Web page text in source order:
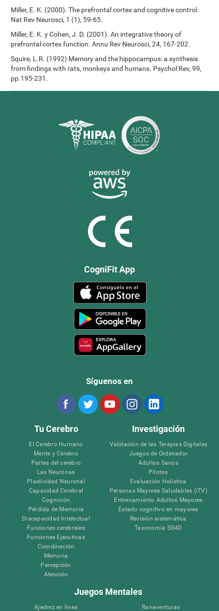
Miller, E. K. (2000). The prefrontal cortex and cognitive control.
Nat Rev Neurosci, 1 (1), 59-65.
Miller, E. K. y Cohen, J. D. (2001). An integrative theory of
prefrontal cortex function. Annu Rev Neurosci, 24, 167-202.
Squire, L.R. (1992) Memory and the hippocampus: a synthesis
from findings with rats, monkeys and humans. Psychol Rev, 99,
pp.195-231.
CogniFit App
Síguenos en
Tu Cerebro
El Cerebro Humano
Mente y Cerebro
Partes del cerebro
Las Neuronas
Plasticidad Neuronal
Capacidad Cerebral
Cognición
Pérdida de Memoria
Discapacidad Intelectual
Funciones cerebrales
Funciones Ejecutivas
Coordinación
Memoria
Percepción
Atención
Investigación
Validación de las Terapias Digitales
Juegos de Ordenador
Adultos Sanos
Pilotos
Evaluación Holistica
Personas Mayores Saludables (iTV)
Entrenamiento Adultos Mayores
Estado cognitivo en mayores
Revisión sistemática
Taxonomía SG4D
Juegos Mentales
Ajedrez en línea
Ranaventuras